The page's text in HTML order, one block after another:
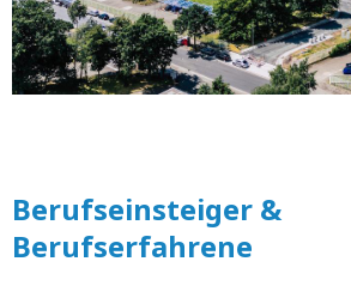
Berufseinsteiger &
Berufserfahrene